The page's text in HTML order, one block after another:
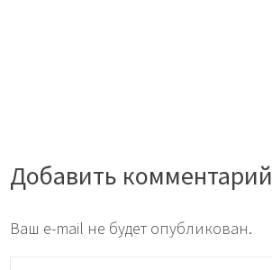
Добавить комментарий
Ваш e-mail не будет опубликован.